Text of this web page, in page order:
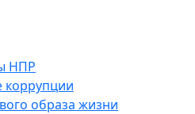
НПР
коррупции
образа жизни